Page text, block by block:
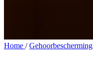
Home /Gehoorbescherming